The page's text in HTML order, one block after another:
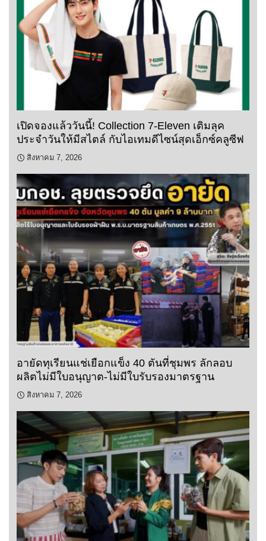
เปิดจองแล้ววันนี้! Collection 7-Eleven เติมลุค
ประจำวันให้มีสไตล์ กับไอเทมดีไซน์สุดเอ็กซ์คลูซีฟ
สิงหาคม 7, 2026
อายัดทุเรียนแช่เยือกแข็ง 40 ตันที่ชุมพร ลักลอบ
ผลิตไม่มีใบอนุญาต-ไม่มีใบรับรองมาตรฐาน
สิงหาคม 7, 2026